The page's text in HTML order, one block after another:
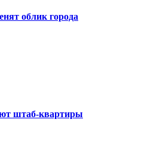
облик города
штаб-квартиры